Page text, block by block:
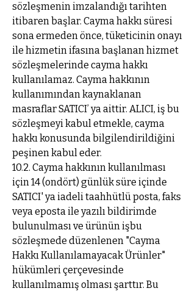
sözleşmenin imzalandığı tarihten
itibaren başlar. Cayma hakkı süresi
sona ermeden önce, tüketicinin onayı
ile hizmetin ifasına başlanan hizmet
sözleşmelerinde cayma hakkı
kullanılamaz. Cayma hakkının
kullanımından kaynaklanan
masraflar SATICI’ ya aittir. ALICI, iş bu
sözleşmeyi kabul etmekle, cayma
hakkı konusunda bilgilendirildiğini
peşinen kabul eder.
10.2. Cayma hakkının kullanılması
için 14 (ondört) günlük süre içinde
SATICI' ya iadeli taahhütlü posta, faks
veya eposta ile yazılı bildirimde
bulunulması ve ürünün işbu
sözleşmede düzenlenen "Cayma
Hakkı Kullanılamayacak Ürünler"
hükümleri çerçevesinde
kullanılmamış olması şarttır. Bu